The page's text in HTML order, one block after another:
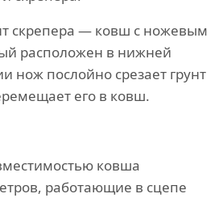
скрепера — ковш с ножевым
расположен в нижней
нож послойно срезает грунт
его в ковш.
ковша
работающие в сцепе